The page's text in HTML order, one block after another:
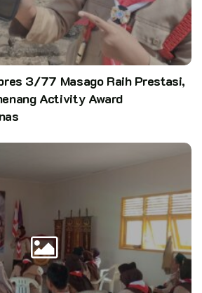
mendapatkan fasilitas dan
dengan anggota lain dalam jaringan
(Kwarran Patimpeng, Bone-Sulsel)
3/77 Masago Raih Prestasi,
Activity Award